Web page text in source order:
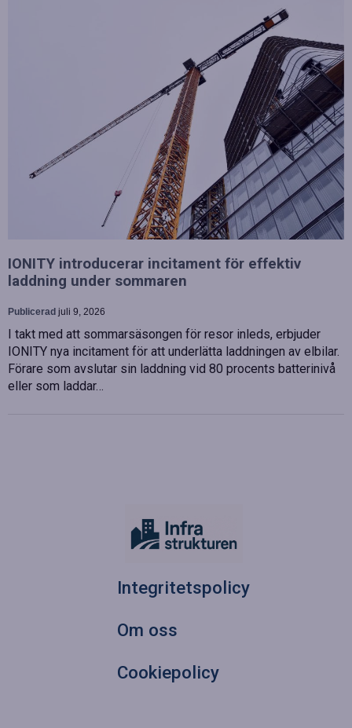
IONITY introducerar incitament för effektiv
laddning under sommaren
Publicerad juli 9, 2026
I takt med att sommarsäsongen för resor inleds, erbjuder
IONITY nya incitament för att underlätta laddningen av elbilar.
Förare som avslutar sin laddning vid 80 procents batterinivå
eller som laddar…
Integritetspolicy
Om oss
Cookiepolicy